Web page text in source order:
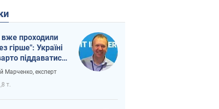
проходили
гірше": Україні
піддаватися
через
Марченко, експерт
т.